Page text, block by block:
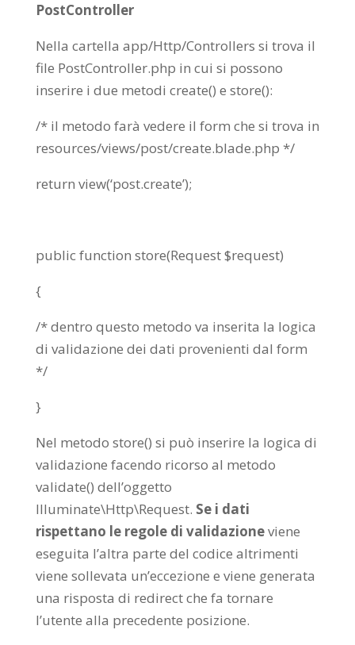
PostController
Nella cartella app/Http/Controllers si trova il
file PostController.php in cui si possono
inserire i due metodi create() e store():
/* il metodo farà vedere il form che si trova in
resources/views/post/create.blade.php */
return view(‘post.create’);
public function store(Request $request)
{
/* dentro questo metodo va inserita la logica
di validazione dei dati provenienti dal form
*/
}
Nel metodo store() si può inserire la logica di
validazione facendo ricorso al metodo
validate() dell’oggetto
Illuminate\Http\Request. Se i dati
rispettano le regole di validazioneviene
eseguita l’altra parte del codice altrimenti
viene sollevata un’eccezione e viene generata
una risposta di redirect che fa tornare
l’utente alla precedente posizione.